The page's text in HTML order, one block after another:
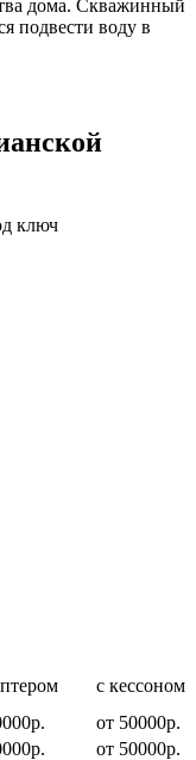
дома. Скважинный
подвести воду в
ключ
с кессоном
от 50000р.
от 50000р.